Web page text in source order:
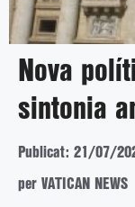
Nova
sintonia
Publicat: 21/07/
per VATICAN NEWS